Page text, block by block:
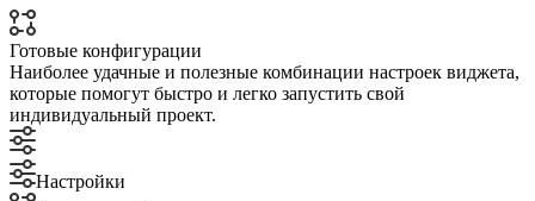
Готовые конфигурации
Наиболее удачные и полезные комбинации настроек виджета,
которые помогут быстро и легко запустить свой
индивидуальный проект.
Настройки